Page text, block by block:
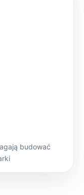
budować